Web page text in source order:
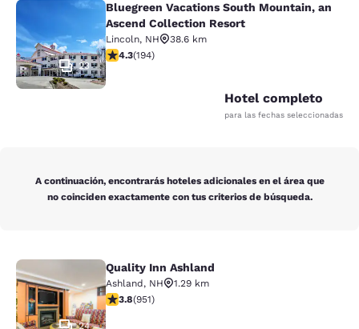
Bluegreen Vacations South
23
Bluegreen Vacations South Mountain, an
Ascend Collection Resort
Lincoln, NH
38.6 km
calificación de 4.34 estrellas. Excelente. 194 reseñas
4.3(194)
Hotel completo
para las fechas seleccionadas
A continuación, encontrarás hoteles adicionales en el área que
no coinciden exactamente con tus criterios de búsqueda.
Quality Inn Ashland
24
Quality Inn Ashland
Ashland, NH
1.29 km
calificación de 3.75 estrellas. Bueno. 951 reseñas
3.8(951)